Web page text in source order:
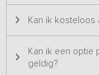
Kan ik kosteloos
Kan ik een optie
geldig?